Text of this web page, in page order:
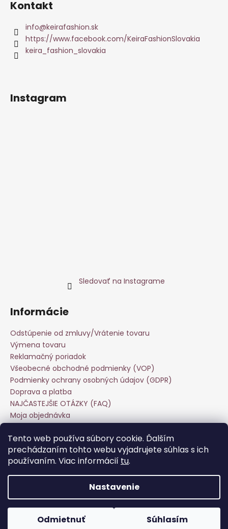
Tento web používa súbory cookie. Ďalším
prechádzaním tohto webu vyjadrujete súhlas s ich
používaním. Viac informácií tu.
Nastavenie
Odmietnuť Súhlasím
Kontakt
info@keirafashion.sk
https://www.facebook.com/KeiraFashionSlovakia
keira_fashion_slovakia
Instagram
Sledovať na Instagrame
Informácie
Odstúpenie od zmluvy/Vrátenie tovaru
Výmena tovaru
Reklamačný poriadok
Všeobecné obchodné podmienky (VOP)
Podmienky ochrany osobných údajov (GDPR)
Doprava a platba
NAJČASTEJŠIE OTÁZKY (FAQ)
Moja objednávka
Veľkoobchod
Hodnotenie obchodu
Kontakt
Copyright 2026Keira Fashion. Všetky práva vyhradené.
Upraviť nastavenie cookies